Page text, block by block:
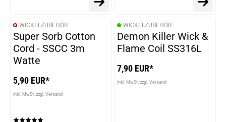
WICKELZUBEHÖR
Super Sorb Cotton
Cord - SSCC 3m
Watte
5,90 EUR*
inkl. MwSt. zzgl. Versand
WICKELZUBEHÖR
Demon Killer Wick &
Flame Coil SS316L
7,90 EUR*
inkl. MwSt. zzgl. Versand